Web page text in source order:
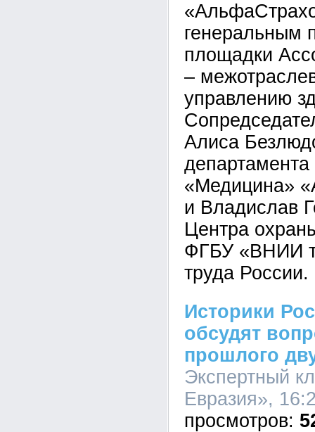
генеральным
площадки
–
управлению
Алиса
департамента
«Медицина»
и Владислав
Центра
ФГБУ «ВНИИ
труда России.
Историки
обсудят
прошлого
Экспертный
Евразия»,